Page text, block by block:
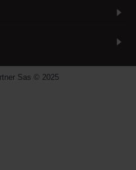
Sas © 2025